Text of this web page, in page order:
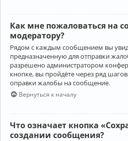
Как мне пожаловаться на
модератору?
Рядом с каждым сообщением вы
предназначенную для отправки
разрешено администратором
кнопке, вы пройдёте через ряд
оправки жалобы на сообщение.
Вернуться к началу
Что означает кнопка
создании сообщения?